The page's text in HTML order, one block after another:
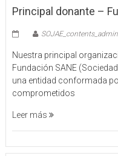
Principal donante –
Nuestra principal
Fundación SANE
una entidad conformada
comprometidos
Leer más